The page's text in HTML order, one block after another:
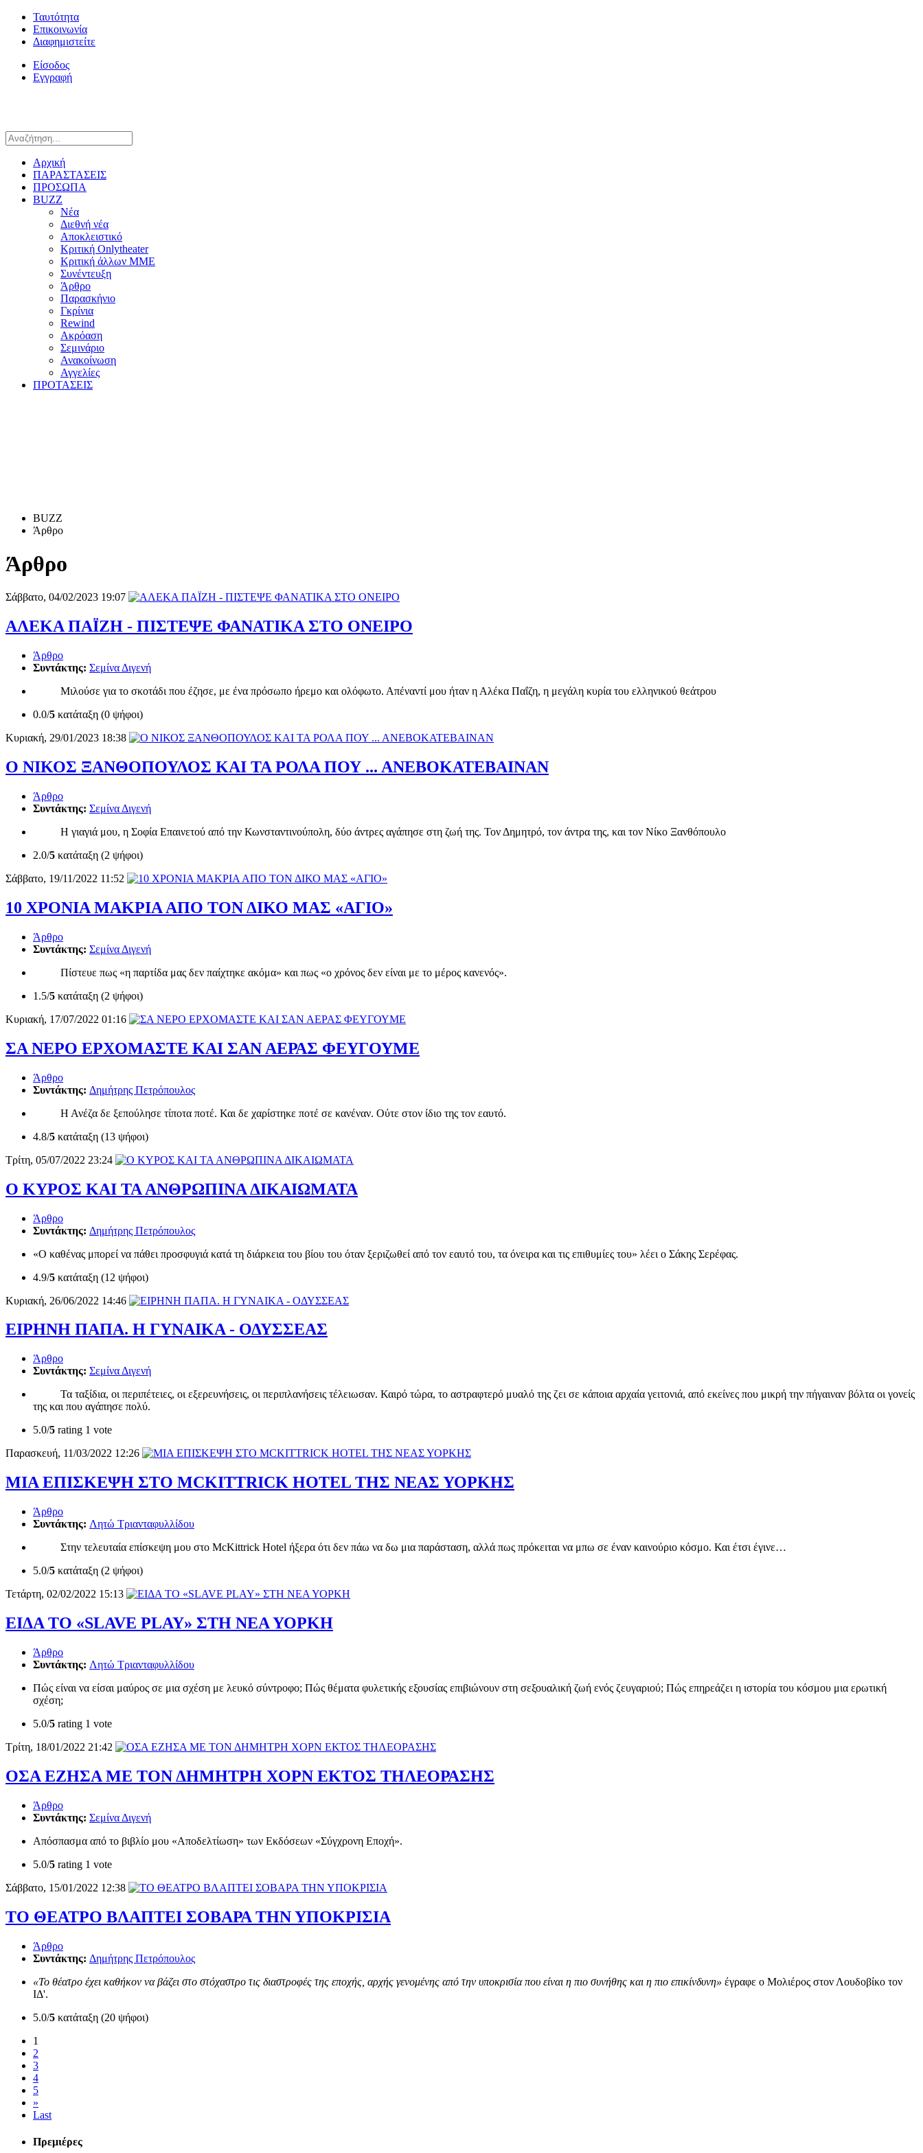
Ταυτότητα
Επικοινωνία
Διαφημιστείτε
Είσοδος
Εγγραφή
Αρχική
ΠΑΡΑΣΤΑΣΕΙΣ
ΠΡΟΣΩΠΑ
BUZZ
Νέα
Διεθνή νέα
Αποκλειστικό
Κριτική Onlytheater
Κριτική άλλων ΜΜΕ
Συνέντευξη
Άρθρο
Παρασκήνιο
Γκρίνια
Rewind
Ακρόαση
Σεμινάριο
Ανακοίνωση
Αγγελίες
ΠΡΟΤΑΣΕΙΣ
BUZZ
Άρθρο
Άρθρο
Σάββατο, 04/02/2023 19:07
ΑΛΕΚΑ ΠΑΪΖΗ - ΠΙΣΤΕΨΕ ΦΑΝΑΤΙΚΑ ΣΤΟ ΟΝΕΙΡΟ
Άρθρο
Συντάκτης: Σεμίνα Διγενή
Μιλούσε για το σκοτάδι που έζησε, με ένα πρόσωπο ήρεμο και ολόφωτο. Απέναντί μου ήταν η Αλέκα Παΐζη, η μεγάλη κυρία του ελληνικού θεάτρου
0.0/5 κατάταξη (0 ψήφοι)
Κυριακή, 29/01/2023 18:38
Ο ΝΙΚΟΣ ΞΑΝΘΟΠΟΥΛΟΣ ΚΑΙ ΤΑ ΡΟΛΑ ΠΟΥ ... ΑΝΕΒΟΚΑΤΕΒΑΙΝΑΝ
Άρθρο
Συντάκτης: Σεμίνα Διγενή
Η γιαγιά μου, η Σοφία Επαινετού από την Κωνσταντινούπολη, δύο άντρες αγάπησε στη ζωή της. Τον Δημητρό, τον άντρα της, και τον Νίκο Ξανθόπουλο
2.0/5 κατάταξη (2 ψήφοι)
Σάββατο, 19/11/2022 11:52
10 ΧΡΟΝΙΑ ΜΑΚΡΙΑ ΑΠΟ ΤΟΝ ΔΙΚΟ ΜΑΣ «ΑΓΙΟ»
Άρθρο
Συντάκτης: Σεμίνα Διγενή
Πίστευε πως «η παρτίδα μας δεν παίχτηκε ακόμα» και πως «ο χρόνος δεν είναι με το μέρος κανενός».
1.5/5 κατάταξη (2 ψήφοι)
Κυριακή, 17/07/2022 01:16
ΣΑ ΝΕΡΟ ΕΡΧΟΜΑΣΤΕ ΚΑΙ ΣΑΝ ΑΕΡΑΣ ΦΕΥΓΟΥΜΕ
Άρθρο
Συντάκτης: Δημήτρης Πετρόπουλος
Η Ανέζα δε ξεπούλησε τίποτα ποτέ. Και δε χαρίστηκε ποτέ σε κανέναν. Ούτε στον ίδιο της τον εαυτό.
4.8/5 κατάταξη (13 ψήφοι)
Τρίτη, 05/07/2022 23:24
Ο ΚΥΡΟΣ ΚΑΙ ΤΑ ΑΝΘΡΩΠΙΝΑ ΔΙΚΑΙΩΜΑΤΑ
Άρθρο
Συντάκτης: Δημήτρης Πετρόπουλος
«Ο καθένας μπορεί να πάθει προσφυγιά κατά τη διάρκεια του βίου του όταν ξεριζωθεί από τον εαυτό του, τα όνειρα και τις επιθυμίες του» λέει ο Σάκης Σερέφας.
4.9/5 κατάταξη (12 ψήφοι)
Κυριακή, 26/06/2022 14:46
ΕΙΡΗΝΗ ΠΑΠΑ. Η ΓΥΝΑΙΚΑ - ΟΔΥΣΣΕΑΣ
Άρθρο
Συντάκτης: Σεμίνα Διγενή
Τα ταξίδια, οι περιπέτειες, οι εξερευνήσεις, οι περιπλανήσεις τέλειωσαν. Καιρό τώρα, το αστραφτερό μυαλό της ζει σε κάποια αρχαία γειτονιά, από εκείνες που μικρή την πήγαιναν βόλτα οι γονείς
της και που αγάπησε πολύ.
5.0/5 rating 1 vote
Παρασκευή, 11/03/2022 12:26
ΜΙΑ ΕΠΙΣΚΕΨΗ ΣΤΟ MCKITTRICK HOTEL ΤΗΣ ΝΕΑΣ ΥΟΡΚΗΣ
Άρθρο
Συντάκτης: Λητώ Τριανταφυλλίδου
Στην τελευταία επίσκεψη μου στο McKittrick Hotel ήξερα ότι δεν πάω να δω μια παράσταση, αλλά πως πρόκειται να μπω σε έναν καινούριο κόσμο. Και έτσι έγινε…
5.0/5 κατάταξη (2 ψήφοι)
Τετάρτη, 02/02/2022 15:13
ΕΙΔΑ ΤΟ «SLAVE PLAY» ΣΤΗ ΝΕΑ ΥΟΡΚΗ
Άρθρο
Συντάκτης: Λητώ Τριανταφυλλίδου
Πώς είναι να είσαι μαύρος σε μια σχέση με λευκό σύντροφο; Πώς θέματα φυλετικής εξουσίας επιβιώνουν στη σεξουαλική ζωή ενός ζευγαριού; Πώς επηρεάζει η ιστορία του κόσμου μια ερωτική
σχέση;
5.0/5 rating 1 vote
Τρίτη, 18/01/2022 21:42
ΟΣΑ ΕΖΗΣΑ ΜΕ ΤΟΝ ΔΗΜΗΤΡΗ ΧΟΡΝ ΕΚΤΟΣ ΤΗΛΕΟΡΑΣΗΣ
Άρθρο
Συντάκτης: Σεμίνα Διγενή
Απόσπασμα από το βιβλίο μου «Αποδελτίωση» των Εκδόσεων «Σύγχρονη Εποχή».
5.0/5 rating 1 vote
Σάββατο, 15/01/2022 12:38
ΤΟ ΘΕΑΤΡΟ ΒΛΑΠΤΕΙ ΣΟΒΑΡΑ ΤΗΝ ΥΠΟΚΡΙΣΙΑ
Άρθρο
Συντάκτης: Δημήτρης Πετρόπουλος
«Το θέατρο έχει καθήκον να βάζει στο στόχαστρο τις διαστροφές της εποχής, αρχής γενομένης από την υποκρισία που είναι η πιο συνήθης και η πιο επικίνδυνη» έγραφε ο Μολιέρος στον Λουδοβίκο τον
ΙΔ'.
5.0/5 κατάταξη (20 ψήφοι)
1
2
3
4
5
»
Last
Πρεμιέρες